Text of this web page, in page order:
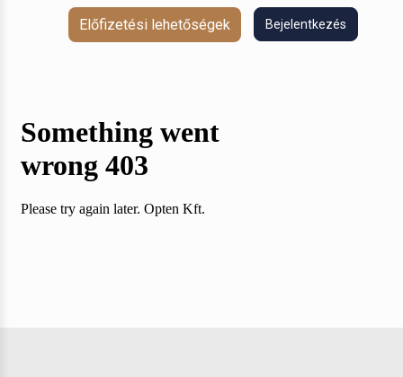
Előfizetési lehetőségek Bejelentkezés